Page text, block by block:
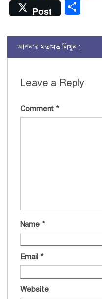
Post
আপনার মতামত লিখুন :
Leave a Reply
Comment *
Name *
Email *
Website